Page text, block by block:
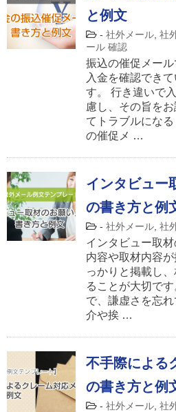
と例文
- 社外メール 社
ール 確認
振込の催促メー
入金を確認でき
す。 行き違いで
慮し、その旨を
てトラブルにな
の催促メ …
インタビュー
の書き方と例
- 社外メール 社
インタビュー取
内容や取材内容
っかりと掲載し
ることが大切で
で、謙虚さを忘
介や挨 …
不手際による
の書き方と例
- 社外メール 社